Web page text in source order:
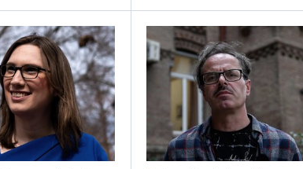
გადახედვა